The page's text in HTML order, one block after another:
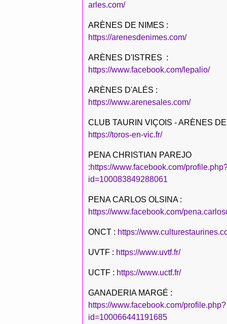
arles.com/
ARÈNES DE NIMES :
https://arenesdenimes.com/
ARÈNES D'ISTRES :
https://www.facebook.com/lepalio/
ARÈNES D'ALÉS :
https://www.arenesales.com/
CLUB TAURIN VIÇOIS - ARÈNES
https://toros-en-vic.fr/
PENA CHRISTIAN PAREJO
:https://www.facebook.com/
id=100083849288061
PENA CARLOS OLSINA :
https://www.facebook.com/
ONCT : https://
UVTF : https://www.uvtf.fr/
UCTF : https://www.uctf.fr/
GANADERIA MARGÉ :
https://www.facebook.com/profile.php?
id=100066441191685